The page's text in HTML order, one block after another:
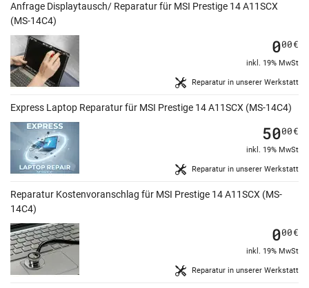
Anfrage Displaytausch/ Reparatur für MSI Prestige 14 A11SCX
(MS-14C4)
Reparatur in unserer Werkstatt
000€
inkl. 19% MwSt
Express Laptop Reparatur für MSI Prestige 14 A11SCX (MS-14C4)
Reparatur in unserer Werkstatt
5000€
inkl. 19% MwSt
Reparatur Kostenvoranschlag für MSI Prestige 14 A11SCX (MS-
14C4)
Reparatur in unserer Werkstatt
000€
inkl. 19% MwSt